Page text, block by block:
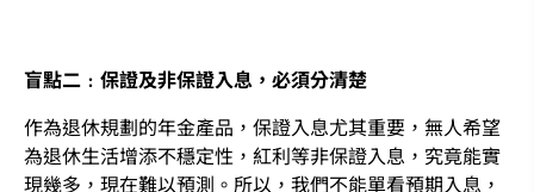
盲點二﹕保證及非保證入息，必須分清楚
作為退休規劃的年金產品，保證入息尤其重要，無人希望
為退休生活增添不穩定性，紅利等非保證入息，究竟能實
現幾多，現在難以預測。所以，我們不能單看預期入息，